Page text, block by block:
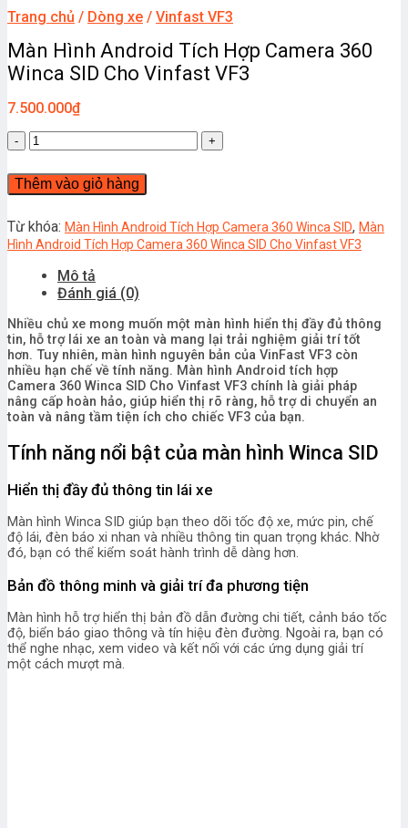
Trang chủ / Dòng xe / Vinfast VF3
Màn Hình Android Tích Hợp Camera 360
Winca SID Cho Vinfast VF3
7.500.000₫
Màn
Hình
Android
Tích
Camera
360
SID
Cho
VF3
số
lượng
Thêm vào giỏ hàng
Từ khóa: Màn Hình Android Tích Hợp Camera 360 Winca SID, Màn
Hình Android Tích Hợp Camera 360 Winca SID Cho Vinfast VF3
Mô tả
Đánh giá (0)
Nhiều chủ xe mong muốn một màn hình hiển thị đầy đủ thông
tin, hỗ trợ lái xe an toàn và mang lại trải nghiệm giải trí tốt
hơn. Tuy nhiên, màn hình nguyên bản của VinFast VF3 còn
nhiều hạn chế về tính năng. Màn hình Android tích hợp
Camera 360 Winca SID Cho Vinfast VF3 chính là giải pháp
nâng cấp hoàn hảo, giúp hiển thị rõ ràng, hỗ trợ di chuyển an
toàn và nâng tầm tiện ích cho chiếc VF3 của bạn.
Tính năng nổi bật của màn hình Winca SID
Hiển thị đầy đủ thông tin lái xe
Màn hình Winca SID giúp bạn theo dõi tốc độ xe, mức pin, chế
độ lái, đèn báo xi nhan và nhiều thông tin quan trọng khác. Nhờ
đó, bạn có thể kiểm soát hành trình dễ dàng hơn.
Bản đồ thông minh và giải trí đa phương tiện
Màn hình hỗ trợ hiển thị bản đồ dẫn đường chi tiết, cảnh báo tốc
độ, biển báo giao thông và tín hiệu đèn đường. Ngoài ra, bạn có
thể nghe nhạc, xem video và kết nối với các ứng dụng giải trí
một cách mượt mà.